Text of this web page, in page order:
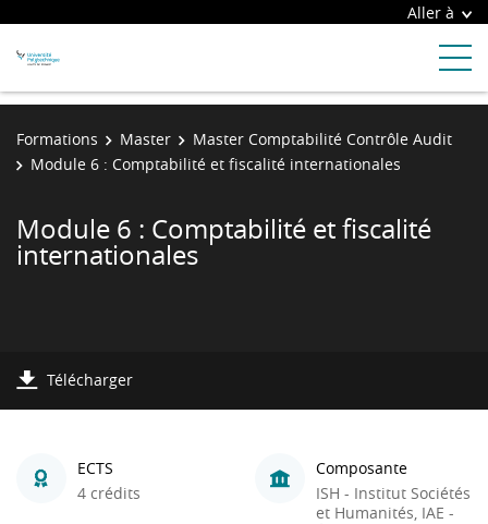
Aller à
Formations Master
Master Comptabilité Contrôle Audit
Module 6 : Comptabilité et fiscalité internationales
Module 6 : Comptabilité et fiscalité
internationales
Télécharger
ECTS
4 crédits
Composante
ISH - Institut Sociétés
et Humanités, IAE -